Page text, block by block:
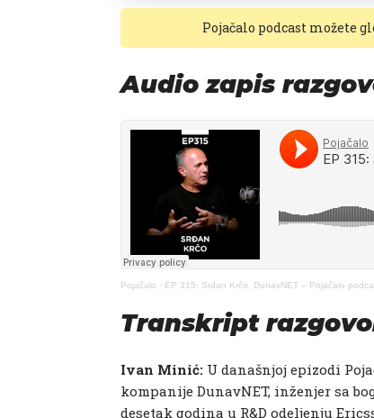
Pojačalo podcast možete
Audio zapis
Pojačalo · EP 315: Srđan Krčo, DunavNET – Pojačalo
Transkript
Ivan Minić:​ U današnjoj epizodi
kompanije DunavNET, inženjer sa
desetak godina u R&D odeljenju